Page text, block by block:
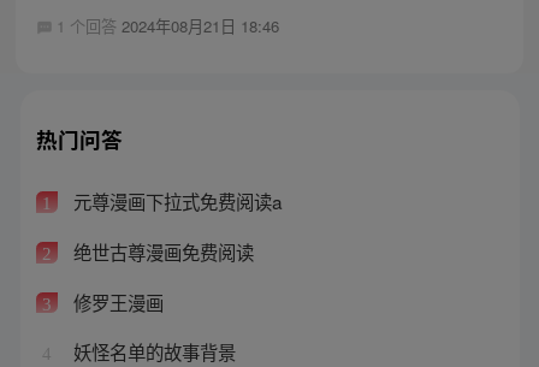
1 个回答 2024年08月21日 18:46
热门问答
1 元尊漫画下拉式免费阅读a
2 绝世古尊漫画免费阅读
3 修罗王漫画
4 妖怪名单的故事背景